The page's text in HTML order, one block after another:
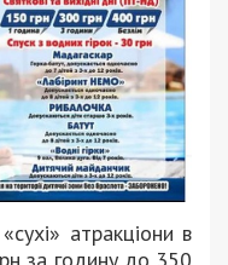
атракціони в